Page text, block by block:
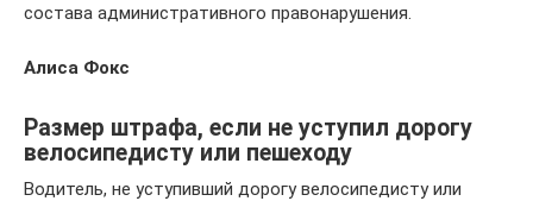
состава административного правонарушения.
Алиса Фокс
Размер штрафа, если не уступил дорогу
велосипедисту или пешеходу
Водитель, не уступивший дорогу велосипедисту или